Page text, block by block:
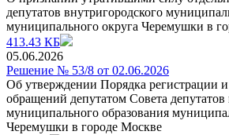
депутатов внутригородского
муниципального округа Черемушки в
413.43 КБ
05.06.2026
Решение № 53/8 от 02.06.2026
Об утверждении Порядка регистрации
обращений депутатом Совета депутатов
муниципального образования
Черемушки в городе Москве